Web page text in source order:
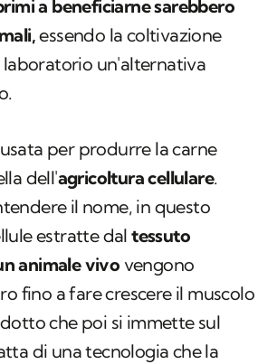
a beneficiarne sarebbero
essendo la coltivazione
laboratorio un'alternativa
per produrre la carne
dell'agricoltura cellulare.
il nome, in questo
estratte daltessuto
animale vivo vengono
fino a fare crescere il muscolo
che poi si immette sul
di una tecnologia che la